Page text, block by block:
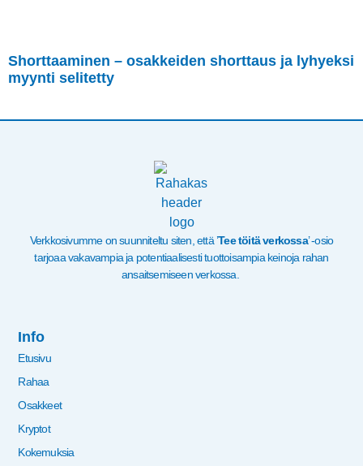
Shorttaaminen – osakkeiden shorttaus ja lyhyeksi
myynti selitetty
Verkkosivumme on suunniteltu siten, että ’Tee töitä verkossa’ -osio
tarjoaa vakavampia ja potentiaalisesti tuottoisampia keinoja rahan
ansaitsemiseen verkossa.
Info
Etusivu
Rahaa
Osakkeet
Kryptot
Kokemuksia